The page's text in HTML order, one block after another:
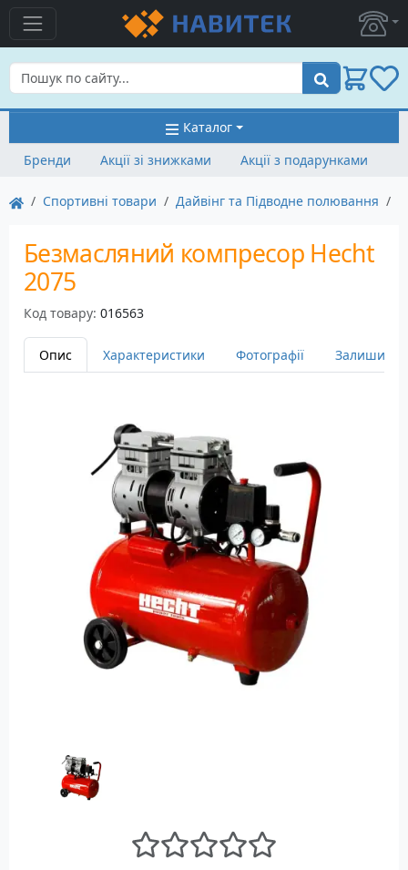
Пошук
Каталог
Бренди
Акції зі знижками Акції з подарунками
Спортивні товари Дайвінг та Підводне полювання
Безмасляний компресор Hecht
2075
Код товару: 016563
Опис Характеристики Фотографії Залишити